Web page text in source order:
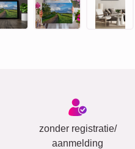
zonder registratie/
aanmelding